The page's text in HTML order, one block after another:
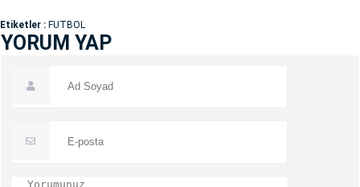
Etiketler : FUTBOL
YORUM YAP